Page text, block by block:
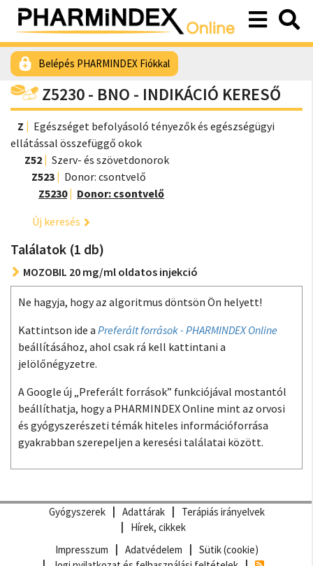
Belépés PHARMINDEX Fiókkal
Z5230 - BNO - INDIKÁCIÓ KERESŐ
Z
Egészséget befolyásoló tényezők és egészségügyi
ellátással összefüggő okok
Z52
Szerv- és szövetdonorok
Z523
Donor: csontvelő
Z5230
Donor: csontvelő
Új keresés
Találatok (1 db)
MOZOBIL 20 mg/ml oldatos injekció
Ne hagyja, hogy az algoritmus döntsön Ön helyett!
Kattintson ide a Preferált források - PHARMINDEX Online
beállításához, ahol csak rá kell kattintani a
jelölőnégyzetre.
A Google új „Preferált források” funkciójával mostantól
beállíthatja, hogy a PHARMINDEX Online mint az orvosi
és gyógyszerészeti témák hiteles információforrása
gyakrabban szerepeljen a keresési találatai között.
Gyógyszerek Adattárak
Terápiás irányelvek
Hírek, cikkek
Impresszum
Adatvédelem
Sütik (cookie)